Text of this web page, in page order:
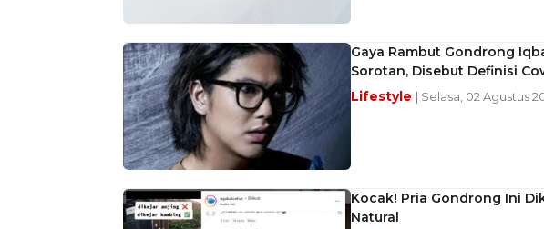
Gaya Rambut Gondrong
Sorotan, Disebut Definisi
Lifestyle | Selasa, 02 Agustus
Kocak! Pria Gondrong Ini
Natural